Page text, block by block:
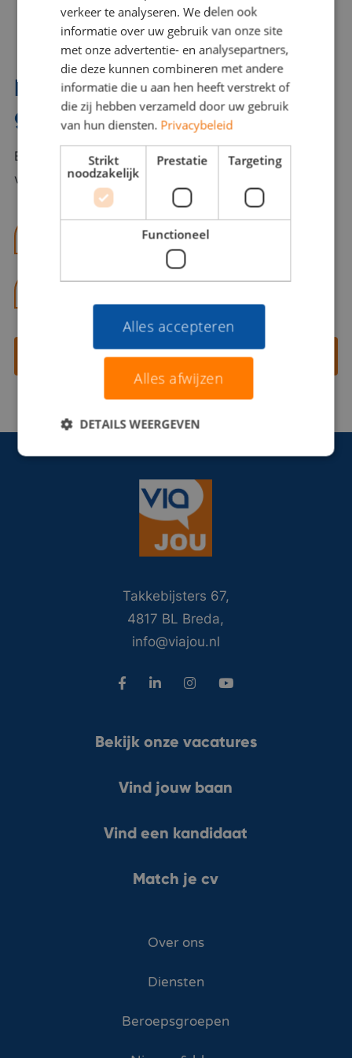
en kansrijk
Interesse? Benno helpt je
graag verder!
Bel of mail Benno met al jouw vragen. Benno staat
voor je klaar en helpt je graag!
benno@viajou.nl
Contact opnemen
Takkebijsters 67,
4817 BL Breda,
info@viajou.nl
Bekijk onze vacatures
Vind jouw baan
Vind een kandidaat
Match je cv
Over ons
Diensten
Beroepsgroepen
verkeer te analyseren. We delen ook
informatie over uw gebruik van onze site
met onze advertentie- en analysepartners,
die deze kunnen combineren met andere
informatie die u aan hen heeft verstrekt of
die zij hebben verzameld door uw gebruik
van hun diensten. Privacybeleid
Strikt
noodzakelijk
Prestatie Targeting
Functioneel
Alles accepteren
Alles afwijzen
DETAILS WEERGEVEN